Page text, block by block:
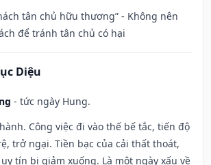
tân chủ hữu thương” - Không nên
để tránh tân chủ có hại
Diệu
- tức ngày Hung.
Công việc đi vào thế bế tắc, tiến độ
trở ngại. Tiền bạc của cải thất thoát,
tín bị giảm xuống. Là một ngày xấu về